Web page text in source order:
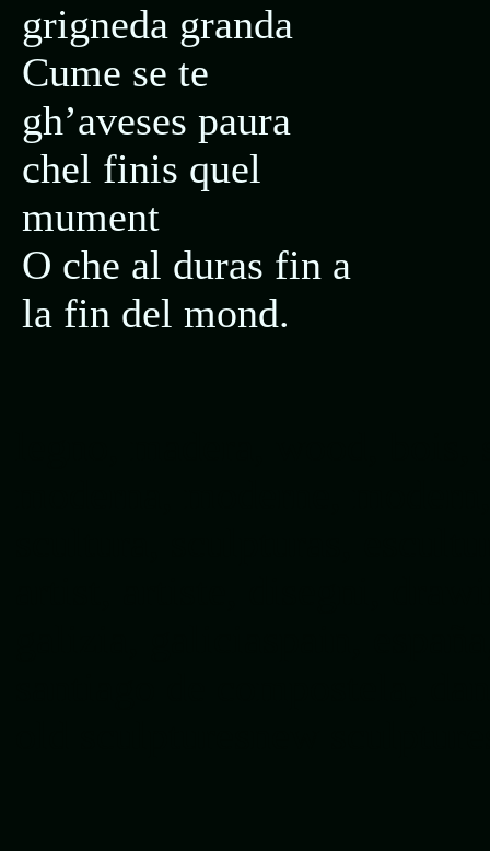
grigneda granda
Cume se te
gh’aveses paura
chel finis quel
mument
O che al duras fin a
la fin del mond.